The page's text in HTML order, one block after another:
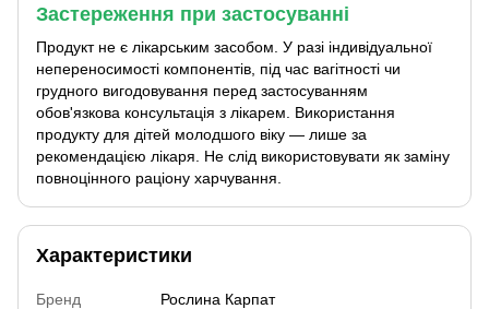
Застереження при застосуванні
Продукт не є лікарським засобом. У разі індивідуальної
непереносимості компонентів, під час вагітності чи
грудного вигодовування перед застосуванням
обов'язкова консультація з лікарем. Використання
продукту для дітей молодшого віку — лише за
рекомендацією лікаря. Не слід використовувати як заміну
повноцінного раціону харчування.
Характеристики
Бренд
Рослина Карпат